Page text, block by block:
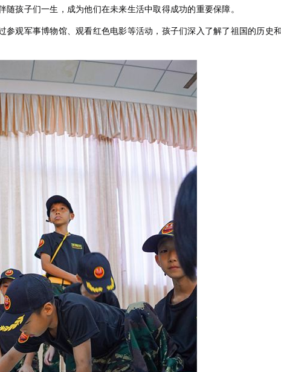
孩子们一生，成为他们在未来生活中取得成功的重要保障。
参观军事博物馆、观看红色电影等活动，孩子们深入了解了祖国的历